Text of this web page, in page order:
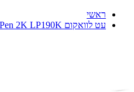
ראשי
עט לוואקום Wacom Pen 2K LP190K